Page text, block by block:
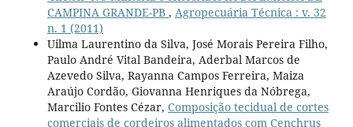
CAMPINA GRANDE-PB , Agropecuária Técnica : v. 32
n. 1 (2011)
Uilma Laurentino da Silva, José Morais Pereira Filho,
Paulo André Vital Bandeira, Aderbal Marcos de
Azevedo Silva, Rayanna Campos Ferreira, Maiza
Araújo Cordão, Giovanna Henriques da Nóbrega,
Marcilio Fontes Cézar, Composição tecidual de cortes
comerciais de cordeiros alimentados com Cenchrus